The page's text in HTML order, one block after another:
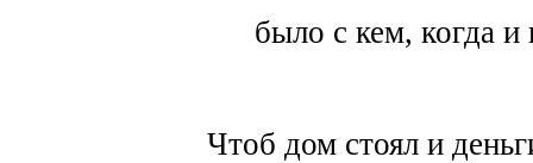
было с кем, когда и
Чтоб дом стоял и